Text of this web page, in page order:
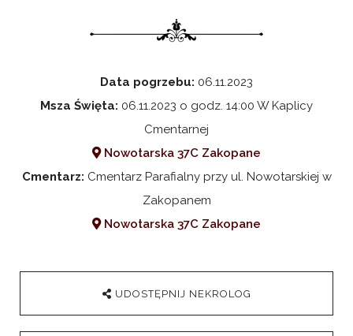
Data pogrzebu: 06.11.2023
Msza Święta: 06.11.2023 o godz. 14:00 W Kaplicy
Cmentarnej
Nowotarska 37C Zakopane
Cmentarz: Cmentarz Parafialny przy ul. Nowotarskiej w
Zakopanem
Nowotarska 37C Zakopane
UDOSTĘPNIJ NEKROLOG